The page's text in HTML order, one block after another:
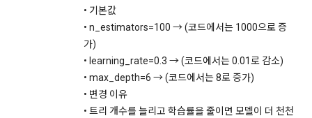
6. “회원”이 서비스 내에 작성·등록한 게시물에 대한 권리와 책임
은 게시자에게 있다. 해당 게시물이 타인에게 저작권이 있는 코
드를 무단으로 도용하는 등의 지식재산권 관련 분쟁이 발생한
경우, “회원”은 이에 대해 전적으로 책임을 지는 동시에 그 범위
내에서 “회사”를 면책한다.
7. "회원"은 서비스를 이용하여 얻은 정보를 "회사"의 사전동의
없이 복사, 복제, 번역, 출판, 방송 등의 방법으로 사용하거나 이
"사이트"는 다양한 배너와 링크를 포함할 수 있습니다. 많은 경
우 타 사이트의 페이지와 연결되어 있으며 이는 광고주와의 계
약관계에 의하거나 제공받은 컨텐츠의 출처를 밝히기 위한 조치
입니다. "사이트"가 포함하고 있는 링크를 클릭하여 타 사이트의
페이지로 옮겨갈 경우 해당 사이트의 개인정보취급방침은 “사
이트”와 무관하므로 새로 방문한 사이트의 정책을 검토해 보시
• 기본값
• n_estimators=100 → (코드에서는 1000으로 증
가)
• learning_rate=0.3 → (코드에서는 0.01로 감소)
• max_depth=6 → (코드에서는 8로 증가)
• 변경 이유
• 트리 개수를 늘리고 학습률을 줄이면 모델이 더 천천